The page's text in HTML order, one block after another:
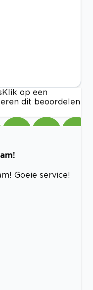
Klik op een
dit beoordelen
Goeie service!